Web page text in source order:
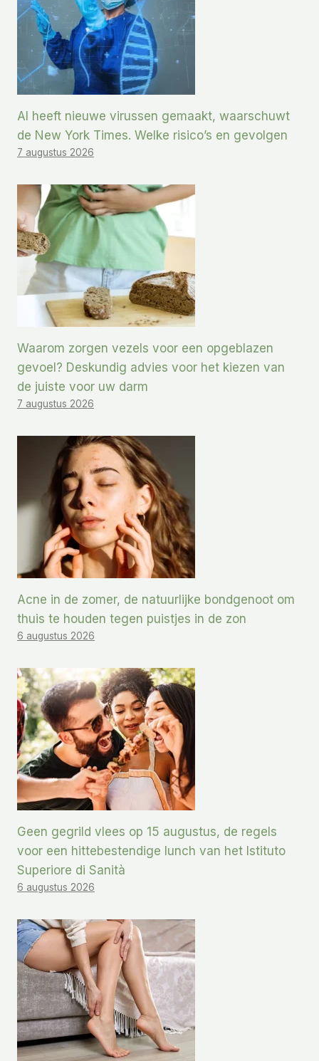
AI heeft nieuwe virussen gemaakt, waarschuwt
de New York Times. Welke risico’s en gevolgen
7 augustus 2026
Waarom zorgen vezels voor een opgeblazen
gevoel? Deskundig advies voor het kiezen van
de juiste voor uw darm
7 augustus 2026
Acne in de zomer, de natuurlijke bondgenoot om
thuis te houden tegen puistjes in de zon
6 augustus 2026
Geen gegrild vlees op 15 augustus, de regels
voor een hittebestendige lunch van het Istituto
Superiore di Sanità
6 augustus 2026